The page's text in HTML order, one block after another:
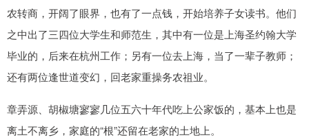
农转商，开阔了眼界，也有了一点钱，开始培养子女读书。他们
之中出了三四位大学生和师范生，其中有一位是上海圣约翰大学
毕业的，后来在杭州工作；另有一位去上海，当了一辈子教师；
还有两位逢世道变幻，回老家重操务农祖业。
章弄源、胡椒塘寥寥几位五六十年代吃上公家饭的，基本上也是
离土不离乡，家庭的“根”还留在老家的土地上。